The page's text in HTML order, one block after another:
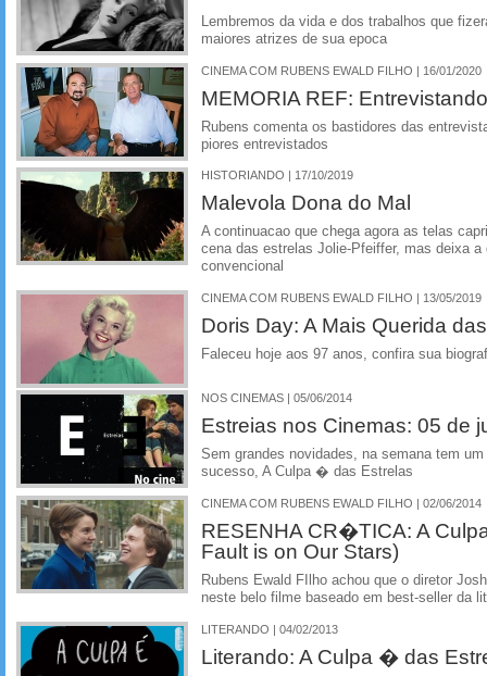
Lembremos da vida e dos trabalhos que
maiores atrizes de sua epoca
CINEMA COM RUBENS EWALD FILHO | 16/01/2020
MEMORIA REF:
Rubens comenta os bastidores das
piores entrevistados
HISTORIANDO | 17/10/2019
Malevola Dona do Mal
A continuacao que chega agora as telas
cena das estrelas Jolie-Pfeiffer, mas deixa a
convencional
CINEMA COM RUBENS EWALD FILHO | 13/05/2019
Doris Day: A Mais Querida
Faleceu hoje aos 97 anos, confira sua
NOS CINEMAS | 05/06/2014
Estreias nos Cinemas: 05 de
Sem grandes novidades, na semana tem
sucesso, A Culpa � das Estrelas
CINEMA COM RUBENS EWALD FILHO | 02/06/2014
RESENHA CR�TICA: A
Fault is on Our Stars)
Rubens Ewald FIlho achou que o diretor
neste belo filme baseado em best-seller da
LITERANDO | 04/02/2013
Literando: A Culpa � das